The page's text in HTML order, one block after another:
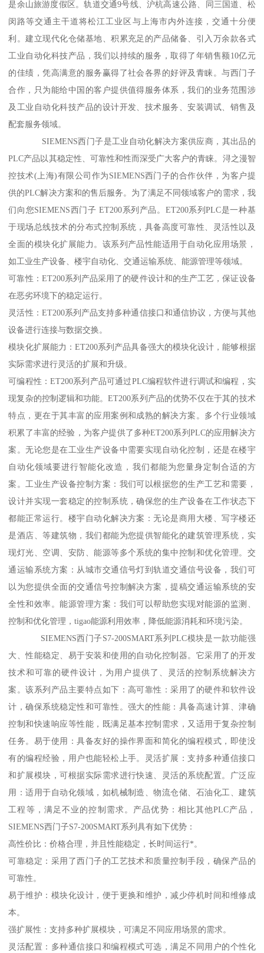
是余山旅游度假区。轨道交通9号线、沪杭高速公路、同三国道、松
闵路等交通主干道将松江工业区与上海市内外连接，交通十分便
利。建立现代化仓储基地、积累充足的产品储备、引入万余款各式
工业自动化科技产品，我们以持续的服务，取得了年销售额10亿元
的佳绩，凭高满意的服务赢得了社会各界的好评及青睐。与西门子
合作，只为能给中国的客户提供值得服务体系，我们的业务范围涉
及工业自动化科技产品的设计开发、技术服务、安装调试、销售及
配套服务领域。
SIEMENS西门子是工业自动化解决方案供应商，其出品的
PLC产品以其稳定性、可靠性和性而深受广大客户的青睐。浔之漫智
控技术(上海)有限公司作为SIEMENS西门子的合作伙伴，为客户提
供的PLC解决方案和的售后服务。为了满足不同领域客户的需求，我
们向您SIEMENS西门子 ET200系列产品。ET200系列PLC是一种基
于现场总线技术的分布式控制系统，具备高度可靠性、灵活性以及
全面的模块化扩展能力。该系列产品性能适用于自动化应用场景，
如工业生产设备、楼宇自动化、交通运输系统、能源管理等领域。
可靠性：ET200系列产品采用了的硬件设计和的生产工艺，保证设备
在恶劣环境下的稳定运行。
灵活性：ET200系列产品支持多种通信接口和通信协议，方便与其他
设备进行连接与数据交换。
模块化扩展能力：ET200系列产品具备强大的模块化设计，能够根据
实际需求进行灵活的扩展和升级。
可编程性：ET200系列产品可通过PLC编程软件进行调试和编程，实
现复杂的控制逻辑和功能。ET200系列产品的优势不仅在于其的技术
特点，更在于其丰富的应用案例和成熟的解决方案。多个行业领域
积累了丰富的经验，为客户提供了多种ET200系列PLC的应用解决方
案。无论您是在工业生产设备中需要实现自动化控制，还是在楼宇
自动化领域要进行智能化改造，我们都能为您量身定制合适的方
案。工业生产设备控制方案：我们可以根据您的生产工艺和需要，
设计并实现一套稳定的控制系统，确保您的生产设备在工作状态下
都能正常运行。楼宇自动化解决方案：无论是商用大楼、写字楼还
是酒店、等建筑物，我们都能为您提供智能化的建筑管理系统，实
现灯光、空调、安防、能源等多个系统的集中控制和优化管理。交
通运输系统方案：从城市交通信号灯到轨道交通信号设备，我们可
以为您提供全面的交通信号控制解决方案，提稿交通运输系统的安
全性和效率。能源管理方案：我们可以帮助您实现对能源的监测、
控制和优化管理，tigao能源利用效率，降低能源消耗和环境污染。
SIEMENS西门子S7-200SMART系列PLC模块是一款功能强
大、性能稳定、易于安装和使用的自动化控制器。它采用了的开发
技术和可靠的硬件设计，为用户提供了、灵活的控制系统解决方
案。该系列产品主要特点如下：高可靠性：采用了的硬件和软件设
计，确保系统稳定性和可靠性。强大的性能：具备高速计算、津确
控制和快速响应等性能，既满足基本控制需求，又适用于复杂控制
任务。易于使用：具备友好的操作界面和简化的编程模式，即使没
有的编程经验，用户也能轻松上手。灵活扩展：支持多种通信接口
和扩展模块，可根据实际需求进行快速、灵活的系统配置。广泛应
用：适用于自动化领域，如机械制造、物流仓储、石油化工、建筑
工程等，满足不业的控制需求。产品优势：相比其他PLC产品，
SIEMENS西门子S7-200SMART系列具有如下优势：
高性价比：价格合理，并且性能稳定，长时间运行*。
可靠稳定：采用了西门子的工艺技术和质量控制手段，确保产品的
可靠性。
易于维护：模块化设计，便于更换和维护，减少停机时间和维修成
本。
强扩展性：支持多种扩展模块，可满足不同应用场景的需求。
灵活配置：多种通信接口和编程模式可选，满足不同用户的个性化